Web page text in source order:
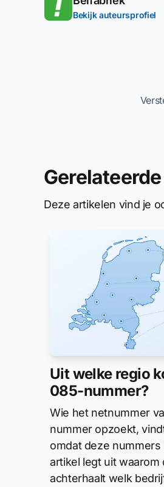
Bekijk auteursprofiel
Deze artikelen vind je
Uit welke regio
085-nummer?
Wie het netnummer
nummer opzoekt,
omdat deze nummers
artikel legt uit waarom
achterhaalt welk